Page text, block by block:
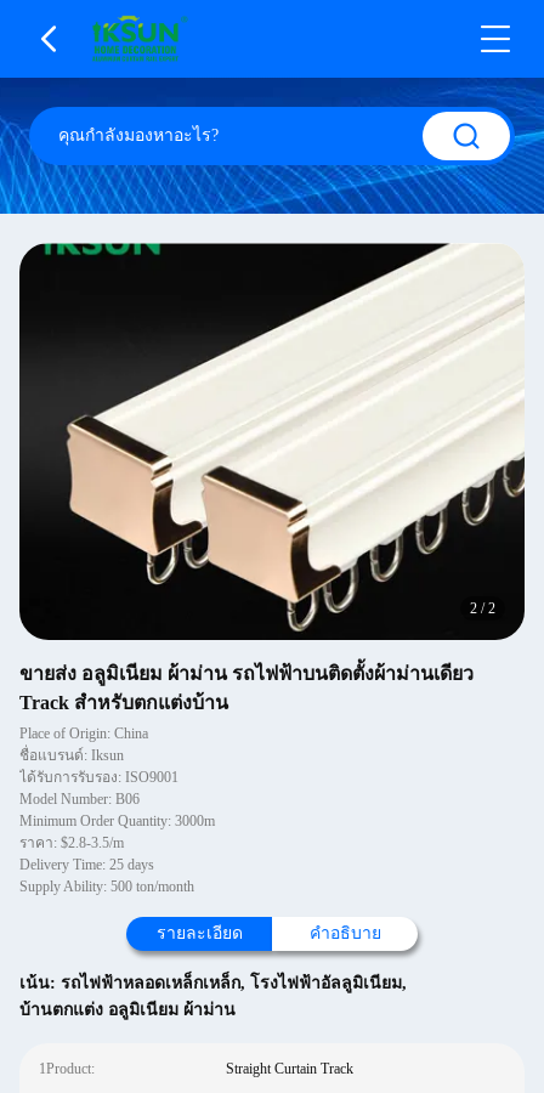
2 /2
ขายส่ง อลูมิเนียม ผ้าม่าน รถไฟฟ้าบนติดตั้งผ้าม่านเดียว
Track สําหรับตกแต่งบ้าน
Place of Origin: China
ชื่อแบรนด์: Iksun
ได้รับการรับรอง: ISO9001
Model Number: B06
Minimum Order Quantity: 3000m
ราคา: $2.8-3.5/m
Delivery Time: 25 days
Supply Ability: 500 ton/month
รายละเอียด คำอธิบาย
เน้น: รถไฟฟ้าหลอดเหล็กเหล็ก, โรงไฟฟ้าอัลลูมิเนียม,
บ้านตกแต่ง อลูมิเนียม ผ้าม่าน
1Product: Straight Curtain Track